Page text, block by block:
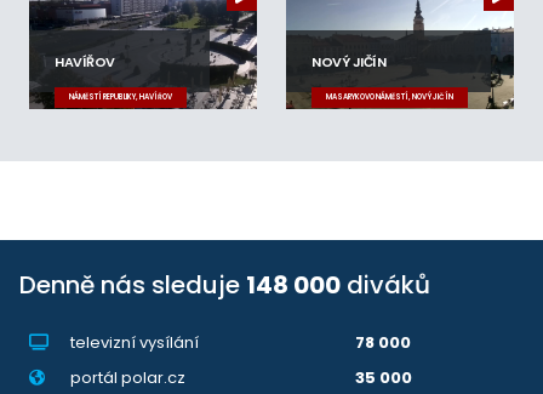
HAVÍŘOV
NÁMĚSTÍ REPUBLIKY, HAVÍŘOV
NOVÝ JIČÍN
MASARYKOVO NÁMĚSTÍ, NOVÝ JIČÍN
Denně nás sleduje 148 000 diváků
televizní vysílání
78 000
portál polar.cz
35 000